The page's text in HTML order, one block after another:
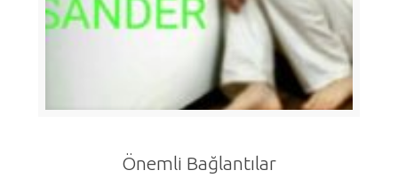
Önemli Bağlantılar